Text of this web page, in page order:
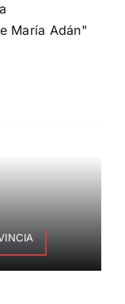
María Adán"